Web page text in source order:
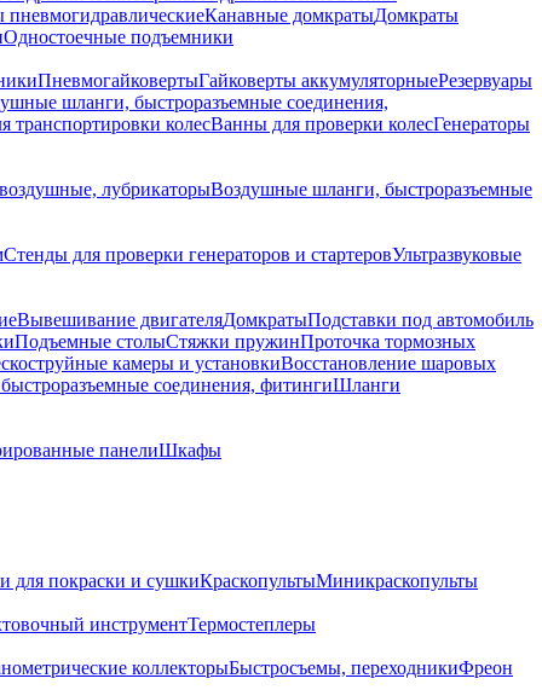
пневмогидравлическиеКанавные домкратыДомкраты
Одностоечные подъемники
ПневмогайковертыГайковерты аккумуляторныеРезервуары
шланги, быстроразъемные соединения,
транспортировки колесВанны для проверки колесГенераторы
лубрикаторыВоздушные шланги, быстроразъемные
Стенды для проверки генераторов и стартеровУльтразвуковые
Вывешивание двигателяДомкратыПодставки под автомобиль
Подъемные столыСтяжки пружинПроточка тормозных
камеры и установкиВосстановление шаровых
соединения, фитингиШланги
панелиШкафы
для покраски и сушкиКраскопультыМиникраскопульты
инструментТермостеплеры
коллекторыБыстросъемы, переходникиФреон